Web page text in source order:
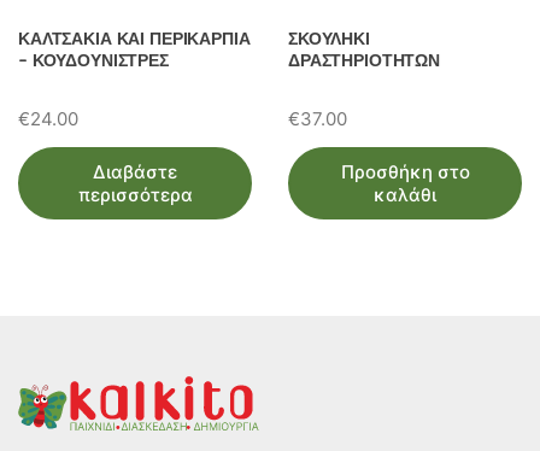
ΚΑΛΤΣΑΚΙΑ ΚΑΙ ΠΕΡΙΚΑΡΠΙΑ
– ΚΟΥΔΟΥΝΙΣΤΡΕΣ
€24.00
Διαβάστε
περισσότερα
ΣΚΟΥΛΗΚΙ
ΔΡΑΣΤΗΡΙΟΤΗΤΩΝ
€37.00
Προσθήκη στο
καλάθι